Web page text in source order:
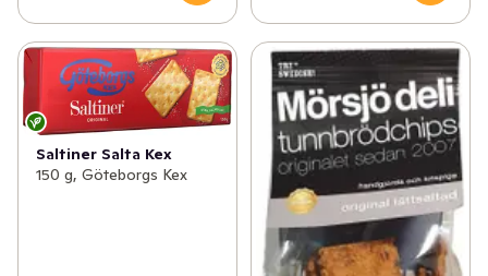
Saltiner Salta Kex
150 g, Göteborgs Kex